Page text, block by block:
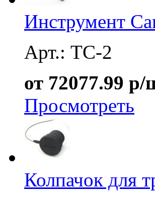
Инструмент
Арт.: TC-2
от 72077.99 р/
Просмотреть
Колпачок для